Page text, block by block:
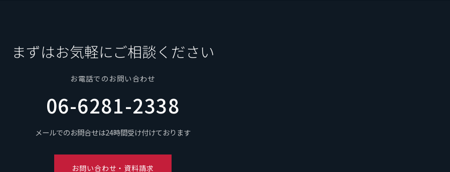
まずはお気軽にご相談ください
お電話でのお問い合わせ
06-6281-2338
メールでのお問合せは24時間受け付けております
お問い合わせ・資料請求